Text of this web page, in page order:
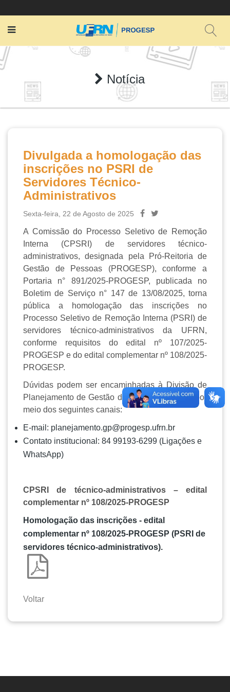
Notícia
Divulgada a homologação das
inscrições no PSRI de
Servidores Técnico-
Administrativos
Sexta-feira, 22 de Agosto de 2025
A Comissão do Processo Seletivo de Remoção
Interna (CPSRI) de servidores técnico-
administrativos, designada pela Pró-Reitoria de
Gestão de Pessoas (PROGESP), conforme a
Portaria n° 891/2025-PROGESP, publicada no
Boletim de Serviço n° 147 de 13/08/2025, torna
pública a homologação das inscrições no
Processo Seletivo de Remoção Interna (PSRI) de
servidores técnico-administrativos da UFRN,
conforme requisitos doedital nº 107/2025-
PROGESP e do edital complementar nº 108/2025-
PROGESP.
Dúvidas podem ser encaminhadas à Divisão de
Planejamento de Gestão de Pessoas (DPGP) por
meio dos seguintes canais:
E-mail: planejamento.gp@progesp.ufrn.br
Contato institucional: 84 99193-6299 (Ligações e
WhatsApp)
CPSRI de técnico-administrativos – edital
complementar nº 108/2025-PROGESP
Homologação das inscrições - edital
complementar nº 108/2025-PROGESP (PSRI de
servidores técnico-administrativos).
Voltar